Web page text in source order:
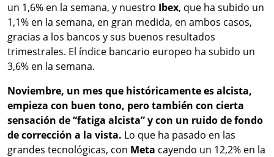
un 1,6% en la semana, y nuestro Ibex, que ha subido un
1,1% en la semana, en gran medida, en ambos casos,
gracias a los bancos y sus buenos resultados
trimestrales. El índice bancario europeo ha subido un
3,6% en la semana.
Noviembre, un mes que históricamente es alcista,
empieza con buen tono, pero también con cierta
sensación de “fatiga alcista” y con un ruido de fondo
de corrección a la vista. Lo que ha pasado en las
grandes tecnológicas, con Meta cayendo un 12,2% en la